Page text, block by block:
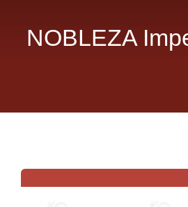
NOBLEZA